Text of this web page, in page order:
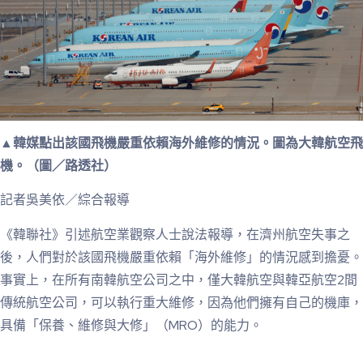
▲韓媒點出該國飛機嚴重依賴海外維修的情況。圖為大韓航空飛
機。（圖／路透社）
記者吳美依／綜合報導
《韓聯社》引述航空業觀察人士說法報導，在濟州航空失事之
後，人們對於該國飛機嚴重依賴「海外維修」的情況感到擔憂。
事實上，在所有南韓航空公司之中，僅大韓航空與韓亞航空2間
傳統航空公司，可以執行重大維修，因為他們擁有自己的機庫，
具備「保養、維修與大修」（MRO）的能力。